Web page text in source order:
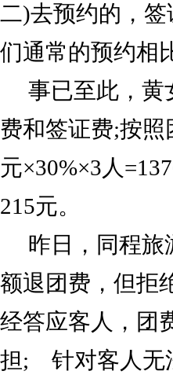
二)去预约的，
们通常的预约相
事已至此，黄
费和签证费;按照
元×30%×3人
215元。
昨日，同程旅
额退团费，但拒
经答应客人，团
担; 针对客人无